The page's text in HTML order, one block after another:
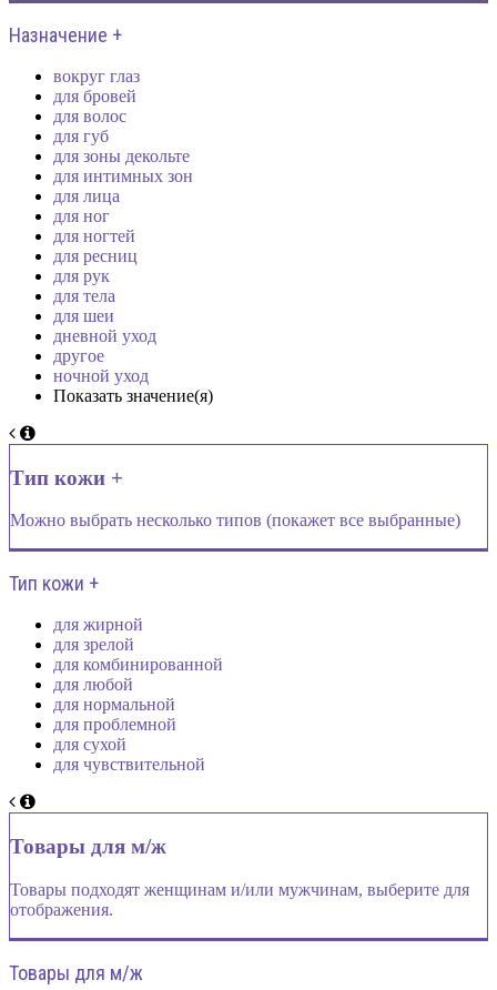
Назначение +
вокруг глаз
для бровей
для волос
для губ
для зоны декольте
для интимных зон
для лица
для ног
для ногтей
для ресниц
для рук
для тела
для шеи
дневной уход
другое
ночной уход
Показать значение(я)
Тип кожи +
Можно выбрать несколько типов (покажет все выбранные)
Тип кожи +
для жирной
для зрелой
для комбинированной
для любой
для нормальной
для проблемной
для сухой
для чувствительной
Товары для м/ж
Товары подходят женщинам и/или мужчинам, выберите для
отображения.
Товары для м/ж